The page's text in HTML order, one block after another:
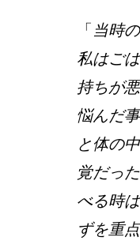
「
当時
私はご
持ちが
悩んだ
と体の
覚だった
べる時
ずを重